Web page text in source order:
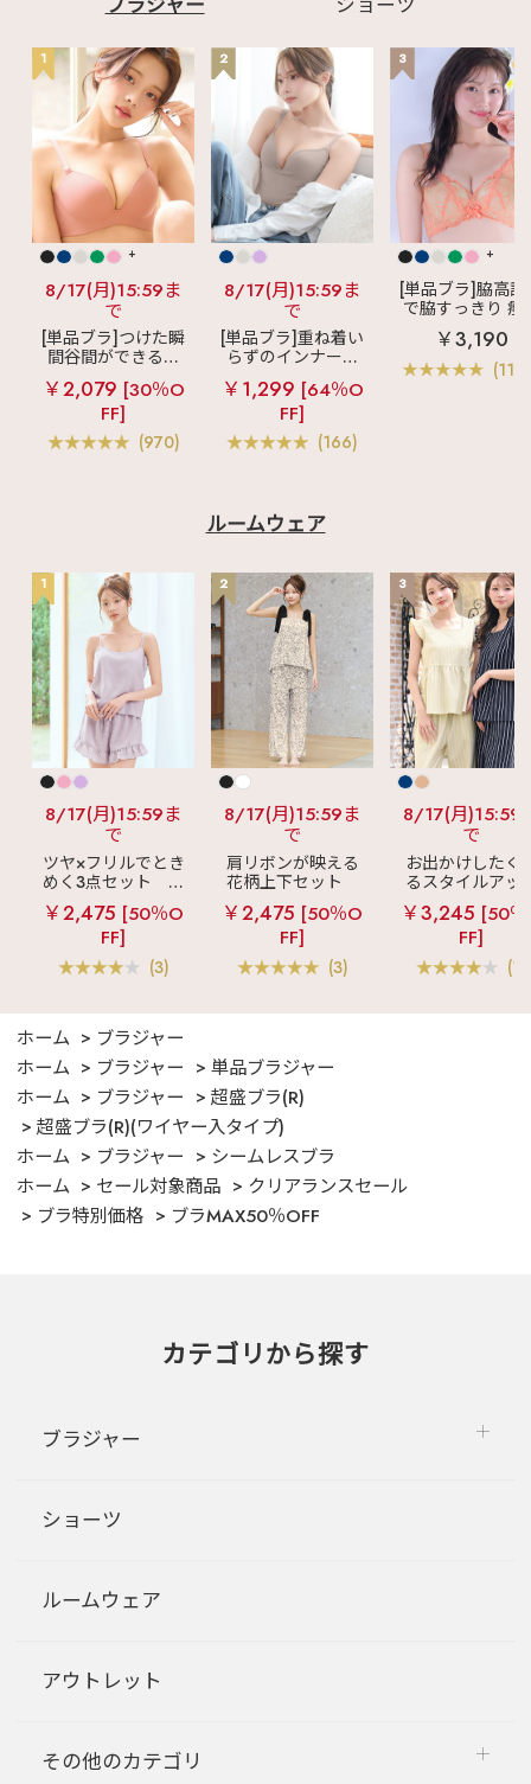
1
+
8/17(月)15:59ま
で
[単品ブラ]つけた瞬
間谷間ができるシ
ームレスブラ
超
盛ブラ(R) シームレ
ス 単品ブラジャー
￥2,079 [30％O
FF]
(970)
2
8/17(月)15:59ま
で
[単品ブラ]重ね着い
らずのインナーブ
ラ
リッチバスト
ブラトップ (ワイヤ
ー入り)
￥1,299 [64％O
FF]
(166)
3
+
[単品ブラ]脇高設
で脇すっきり 痩
見えブラ
カシ
クールレース脇
ブラ(R) 単品ブラ
ャー
￥3,190
ルームウェア
1
8/17(月)15:59ま
で
ツヤ×フリルでとき
めく3点セット
シ
ルキー ショートパ
ンツ 3点セット
￥2,475 [50％O
FF]
(3)
2
8/17(月)15:59ま
で
肩リボンが映える
花柄上下セット
メニーフラワー ロ
ングパンツ 上下セ
ット
￥2,475 [50％O
FF]
(3)
3
8/17(月)15:59
で
お出かけしたく
るスタイルアッ
見え
ストライ
フリル ロングパ
ツ 綿混 上下セ
￥3,245 [50
FF]
(1)
ホーム
ブラジャー
ホーム
ブラジャー
単品ブラジャー
ホーム
ブラジャー
超盛ブラ(R)
超盛ブラ(R)(ワイヤー入タイプ)
ホーム
ブラジャー
シームレスブラ
ホーム
セール対象商品
クリアランスセール
ブラ特別価格
ブラMAX50％OFF
カテゴリから探す
ブラジャー
ショーツ
ルームウェア
アウトレット
その他のカテゴリ